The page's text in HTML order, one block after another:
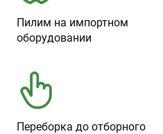
Пилим на импортном
оборудовании
Переборка до отборного